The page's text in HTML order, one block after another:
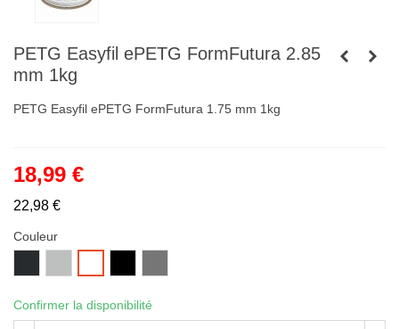
PETG Easyfil ePETG FormFutura 2.85
mm 1kg
PETG Easyfil ePETG FormFutura 1.75 mm 1kg
18,99 €
22,98 €
Couleur
gre
WHITEBLACKGREY
Confirmer la disponibilité